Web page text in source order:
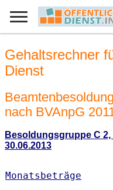
Gehaltsrechner
Dienst
nach BVAnpG
Besoldungsgruppe C 2,
30.06.2013
Monatsbeträge